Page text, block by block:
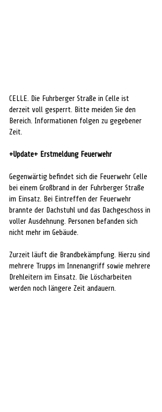
CELLE. Die Fuhrberger Straße in Celle ist
derzeit voll gesperrt. Bitte meiden Sie den
Bereich. Informationen folgen zu gegebener
Zeit.
+Update+ Erstmeldung Feuerwehr
Gegenwärtig befindet sich die Feuerwehr Celle
bei einem Großbrand in der Fuhrberger Straße
im Einsatz. Bei Eintreffen der Feuerwehr
brannte der Dachstuhl und das Dachgeschoss in
voller Ausdehnung. Personen befanden sich
nicht mehr im Gebäude.
Zurzeit läuft die Brandbekämpfung. Hierzu sind
mehrere Trupps im Innenangriff sowie mehrere
Drehleitern im Einsatz. Die Löscharbeiten
werden noch längere Zeit andauern.